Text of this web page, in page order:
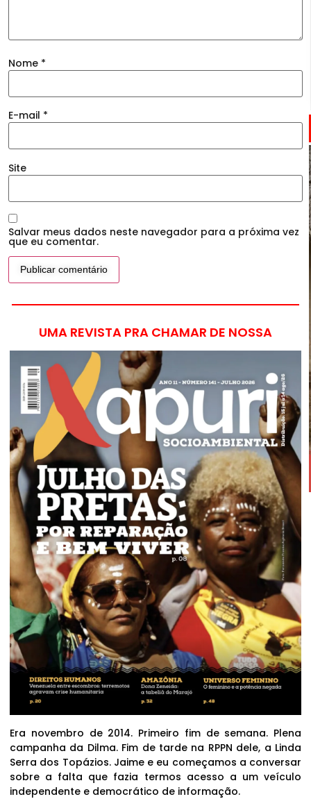
Nome *
E-mail *
Site
Salvar meus dados neste navegador para a próxima vez
que eu comentar.
UMA REVISTA PRA CHAMAR DE NOSSA
Era novembro de 2014. Primeiro fim de semana. Plena
campanha da Dilma. Fim de tarde na RPPN dele, a Linda
Serra dos Topázios. Jaime e eu começamos a conversar
sobre a falta que fazia termos acesso a um veículo
independente e democrático de informação.